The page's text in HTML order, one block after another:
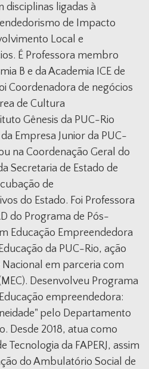
disciplinas ligadas à
de Impacto
Local e
É Professora membro
B e da Academia ICE de
Coordenadora de negócios
de Cultura
Gênesis da PUC-Rio
Empresa Junior da PUC-
na Coordenação Geral do
Secretaria de Estado de
de
do Estado. Foi Professora
do Programa de Pós-
Educação Empreendedora
da PUC-Rio, ação
em parceria com
Desenvolveu Programa
empreendedora:
pelo Departamento
Desde 2018, atua como
Tecnologia da FAPERJ, assim
do Ambulatório Social de